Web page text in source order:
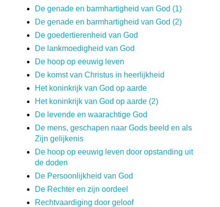
De genade en barmhartigheid van God (1)
De genade en barmhartigheid van God (2)
De goedertierenheid van God
De lankmoedigheid van God
De hoop op eeuwig leven
De komst van Christus in heerlijkheid
Het koninkrijk van God op aarde
Het koninkrijk van God op aarde (2)
De levende en waarachtige God
De mens, geschapen naar Gods beeld en als
Zijn gelijkenis
De hoop op eeuwig leven door opstanding uit
de doden
De Persoonlijkheid van God
De Rechter en zijn oordeel
Rechtvaardiging door geloof